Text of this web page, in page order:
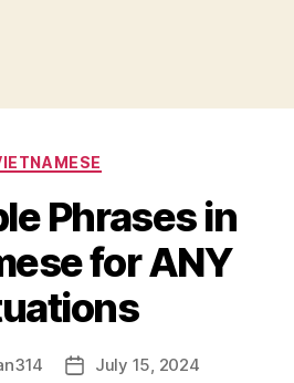
Categories
Phrases in
for ANY
PostJuly 15, 2024